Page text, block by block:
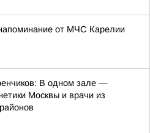
от МЧС Карелии
В одном зале —
Москвы и врачи из